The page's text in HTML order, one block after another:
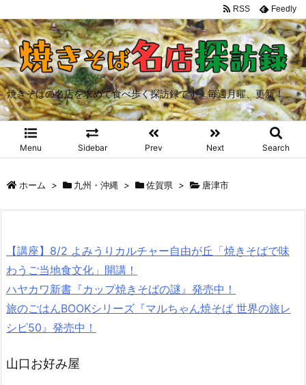
焼きそばの名店を求めて食べ歩く探訪録です。毎週月曜、更新！
Menu Sidebar Prev Next Search
RSS Feedly
ホーム > 九州・沖縄 > 佐賀県 > 唐津市
【講座】8/2 よみうりカルチャー自由が丘「焼きそばで味
わうご当地食文化」開講！
ハヤカワ新書『カップ焼きそばの謎』発売中！
旅のごはんBOOKシリーズ『マルちゃん焼そば 世界の旅レ
シピ50』発売中！
山口お好み屋